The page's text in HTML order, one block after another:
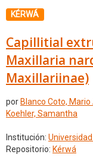
KÉRWÁ
Capillitial
Maxillaria
Maxillariinae)
por Blanco Coto,
Koehler, Samantha
Institución:
Repositorio: Kérwá